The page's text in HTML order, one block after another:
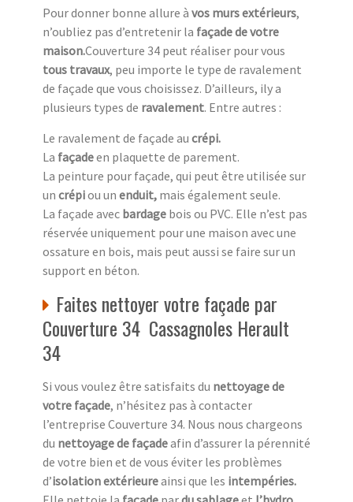
Pour donner bonne allure à vos murs extérieurs,
n’oubliez pas d’entretenir la façade de votre
maison.Couverture 34 peut réaliser pour vous
tous travaux, peu importe le type de ravalement
de façade que vous choisissez. D’ailleurs, ily a
plusieurs types de ravalement. Entre autres :
Le ravalement de façade au crépi.
La façadeen plaquette de parement.
La peinture pour façade, qui peut être utilisée sur
un crépiou un enduit, mais également seule.
La façade avec bardage bois ou PVC. Elle n’est pas
réservée uniquement pour une maison avec une
ossature en bois, mais peut aussi se faire sur un
support en béton.
Faites nettoyer votre façade par
Couverture 34 Cassagnoles Herault
34
Si vous voulez être satisfaits du nettoyage de
votre façade, n’hésitez pas à contacter
l’entreprise Couverture 34. Nous nous chargeons
du nettoyage de façadeafin d’assurer la pérennité
de votre bien et de vous éviter les problèmes
d’isolation extérieureainsi que les intempéries.